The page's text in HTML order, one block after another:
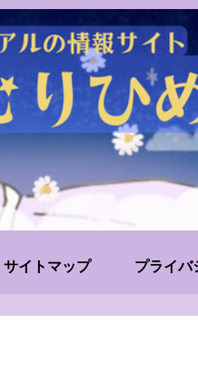
サイトマップ プライバ